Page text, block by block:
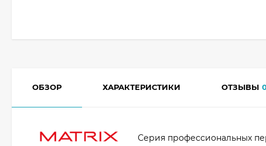
ОБЗОР ХАРАКТЕРИСТИКИ ОТЗЫВЫ
Серия профессиональных